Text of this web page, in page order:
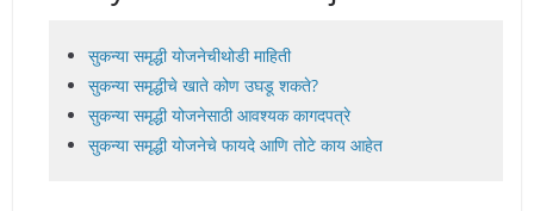
सुकन्या समृद्धी योजनेचीथोडी माहिती
सुकन्या समृद्धीचे खाते कोण उघडू शकते?
सुकन्या समृद्धी योजनेसाठी आवश्यक कागदपत्रे
सुकन्या समृद्धी योजनेचे फायदे आणि तोटे काय आहेत